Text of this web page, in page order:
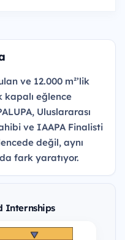
ve 12.000 m²’lik
kapalı eğlence
Uluslararası
ve IAAPA Finalisti
değil, aynı
fark yaratıyor.
Internships